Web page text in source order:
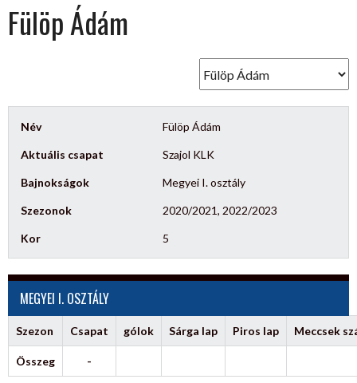
Fülöp Ádám
Név Fülöp Ádám
Aktuális csapat Szajol KLK
Bajnokságok Megyei I. osztály
Szezonok 2020/2021, 2022/2023
Kor 5
MEGYEI I. OSZTÁLY
Szezon Csapat gólok Sárga lap Piros lap Meccsek
Összeg -